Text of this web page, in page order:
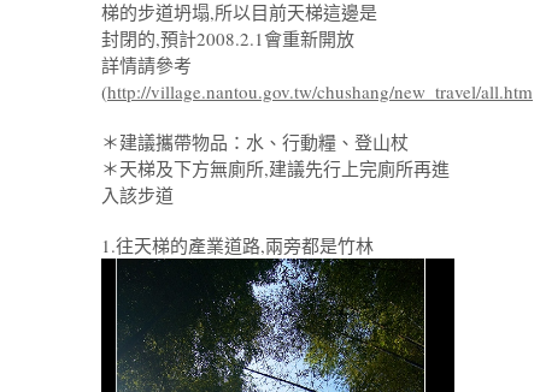
梯的步道坍塌,所以目前天梯這邊是
封閉的,預計2008.2.1會重新開放
詳情請參考
(http://village.nantou.gov.tw/chushang/new_travel/all.htm
＊建議攜帶物品：水、行動糧、登山杖
＊天梯及下方無廁所,建議先行上完廁所再進
入該步道
1.往天梯的產業道路,兩旁都是竹林